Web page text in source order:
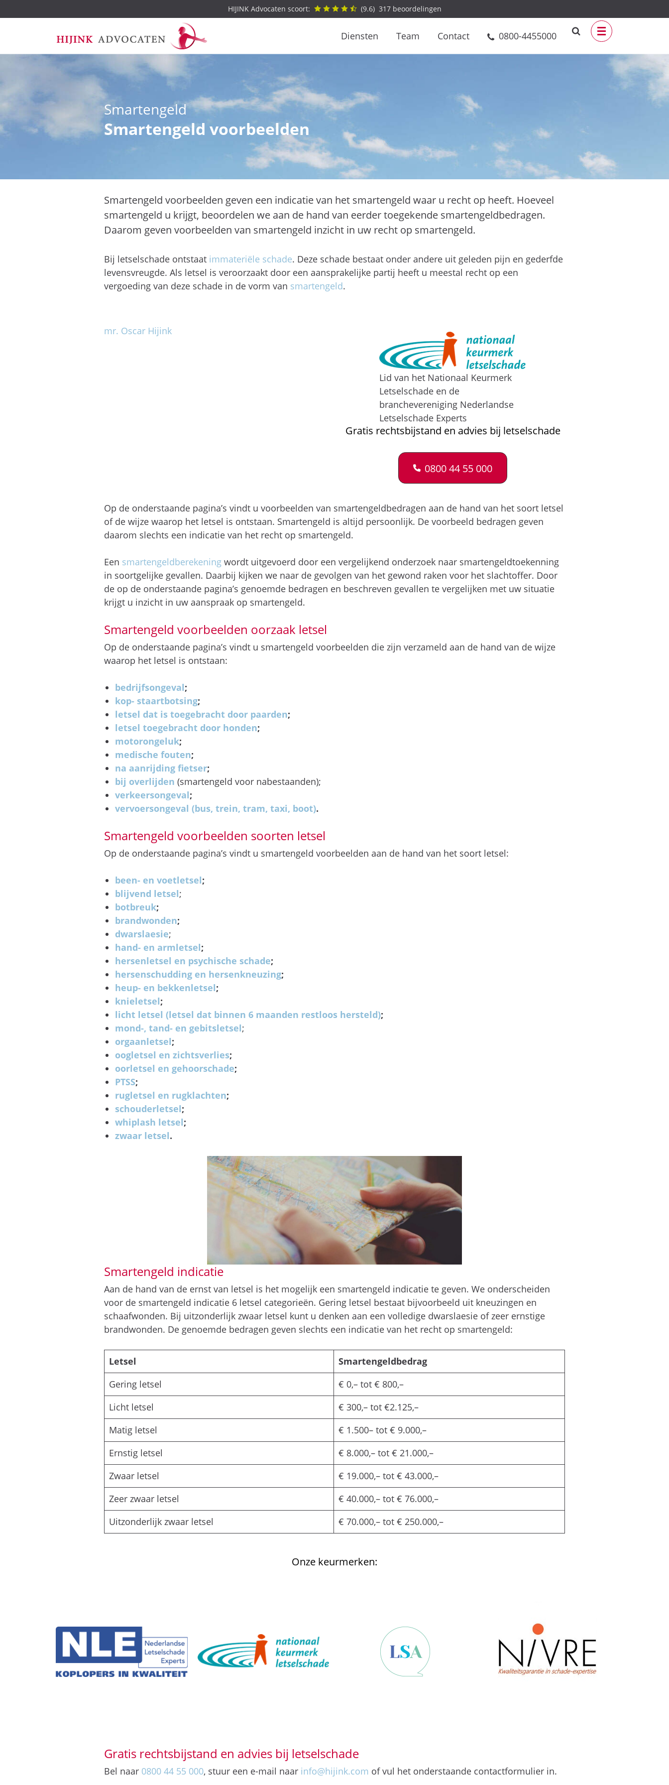
naar
de
inhoud
HIJINK Advocaten scoort: (9.6) 317beoordelingen
Diensten Team Contact 0800-4455000
Smartengeld
Smartengeld voorbeelden
Smartengeld voorbeelden geven een indicatie van het smartengeld waar u recht op heeft. Hoeveel
smartengeld u krijgt, beoordelen we aan de hand van eerder toegekende smartengeldbedragen.
Daarom geven voorbeelden van smartengeld inzicht in uw recht op smartengeld.
Bij letselschade ontstaat immateriële schade. Deze schade bestaat onder andere uit geleden pijn en gederfde
levensvreugde. Als letsel is veroorzaakt door een aansprakelijke partij heeft u meestal recht op een
vergoeding van deze schade in de vorm van smartengeld.
mr. Oscar Hijink
Lid van het Nationaal Keurmerk
Letselschade en de
branchevereniging Nederlandse
Letselschade Experts
Gratis rechtsbijstand en advies bij letselschade
0800 44 55 000
Op de onderstaande pagina’s vindt u voorbeelden van smartengeldbedragen aan de hand van het soort letsel
of de wijze waarop het letsel is ontstaan. Smartengeld is altijd persoonlijk. De voorbeeld bedragen geven
daarom slechts een indicatie van het recht op smartengeld.
Een smartengeldberekening wordt uitgevoerd door een vergelijkend onderzoek naar smartengeldtoekenning
in soortgelijke gevallen. Daarbij kijken we naar de gevolgen van het gewond raken voor het slachtoffer. Door
de op de onderstaande pagina’s genoemde bedragen en beschreven gevallen te vergelijken met uw situatie
krijgt u inzicht in uw aanspraak op smartengeld.
Smartengeld voorbeelden oorzaak letsel
Op de onderstaande pagina’s vindt u smartengeld voorbeelden die zijn verzameld aan de hand van de wijze
waarop het letsel is ontstaan:
bedrijfsongeval;
kop- staartbotsing;
letsel dat is toegebracht door paarden;
letsel toegebracht door honden;
motorongeluk;
medische fouten;
na aanrijding fietser;
bij overlijden (smartengeld voor nabestaanden);
verkeersongeval;
vervoersongeval (bus, trein, tram, taxi, boot).
Smartengeld voorbeelden soorten letsel
Op de onderstaande pagina’s vindt u smartengeld voorbeelden aan de hand van het soort letsel:
been- en voetletsel;
blijvend letsel;
botbreuk;
brandwonden;
dwarslaesie;
hand- en armletsel;
hersenletsel en psychische schade;
hersenschudding en hersenkneuzing;
heup- en bekkenletsel;
knieletsel;
licht letsel (letsel dat binnen 6 maanden restloos hersteld);
mond-, tand- en gebitsletsel;
orgaanletsel;
oogletsel en zichtsverlies;
oorletsel en gehoorschade;
PTSS;
rugletsel en rugklachten;
schouderletsel;
whiplash letsel;
zwaar letsel.
Smartengeld indicatie
Aan de hand van de ernst van letsel is het mogelijk een smartengeld indicatie te geven. We onderscheiden
voor de smartengeld indicatie 6 letsel categorieën. Gering letsel bestaat bijvoorbeeld uit kneuzingen en
schaafwonden. Bij uitzonderlijk zwaar letsel kunt u denken aan een volledige dwarslaesie of zeer ernstige
brandwonden. De genoemde bedragen geven slechts een indicatie van het recht op smartengeld:
Letsel
Smartengeldbedrag
Gering letsel
€ 0,– tot € 800,–
Licht letsel
€ 300,– tot €2.125,–
Matig letsel
€ 1.500– tot € 9.000,–
Ernstig letsel
€ 8.000,– tot € 21.000,–
Zwaar letsel
€ 19.000,– tot € 43.000,–
Zeer zwaar letsel
€ 40.000,– tot € 76.000,–
Uitzonderlijk zwaar letsel
€ 70.000,– tot € 250.000,–
Onze keurmerken:
Gratis rechtsbijstand en advies bij letselschade
Bel naar 0800 44 55 000, stuur een e-mail naar info@hijink.com of vul het onderstaande contactformulier in.